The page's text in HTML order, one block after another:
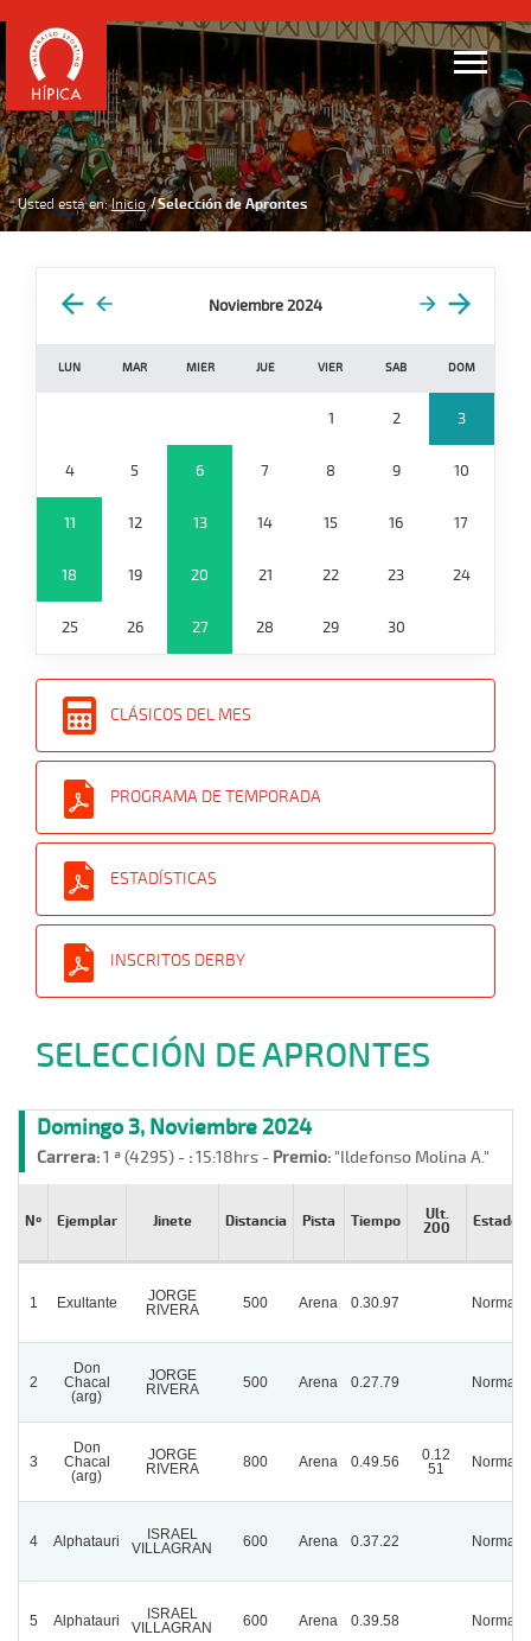
Usted está en: Inicio Selección de Aprontes
Noviembre 2024
LUN MAR MIER JUE VIER SAB DOM
1 2 3
4 5 6 7 8 9 10
11 12 13 14 15 16 17
18 19 20 21 22 23 24
25 26 27 28 29 30
CLÁSICOS DEL MES
PROGRAMA DE TEMPORADA
ESTADÍSTICAS
INSCRITOS DERBY
SELECCIÓN DE APRONTES
Domingo 3, Noviembre 2024
Carrera:1 ª (4295) - :15:18hrs - Premio: "Ildefonso Molina A."
Nº Ejemplar Jinete Distancia Pista Tiempo
Ult.
200
Estado
1 Exultante
JORGE
RIVERA
500 Arena 0.30.97 Normal
2
Don
Chacal
(arg)
JORGE
RIVERA
500 Arena 0.27.79 Normal
3
Don
Chacal
(arg)
JORGE
RIVERA
800 Arena 0.49.56
0.12
51
Normal
4 Alphatauri
ISRAEL
VILLAGRAN
600 Arena 0.37.22 Normal
5 Alphatauri
ISRAEL
VILLAGRAN
600 Arena 0.39.58 Normal